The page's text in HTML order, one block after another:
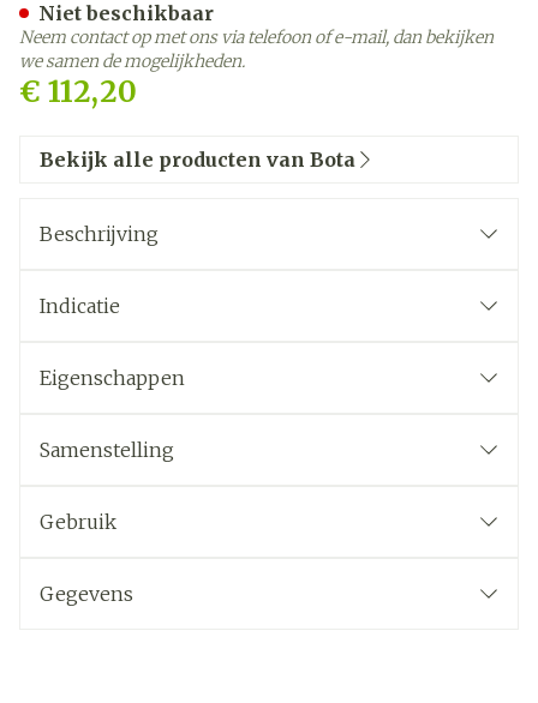
€ 112,20
Niet beschikbaar
Neem contact op met ons via telefoon of e-mail, dan bekijken
we samen de mogelijkheden.
Bekijk alle producten van Bota
Beschrijving
Indicatie
Eigenschappen
Samenstelling
Gebruik
Gegevens